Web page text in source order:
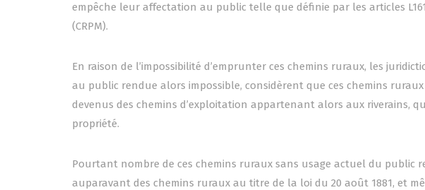
empêche leur affectation au public telle que définie par les articles
(CRPM).
En raison de l’impossibilité d’emprunter ces chemins ruraux, les
au public rendue alors impossible, considèrent que ces chemins
devenus des chemins d’exploitation appartenant alors aux riverains,
propriété.
Pourtant nombre de ces chemins ruraux sans usage actuel du public
auparavant des chemins ruraux au titre de la loi du 20 août 1881, et